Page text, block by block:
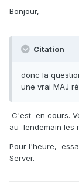
Bonjour,
Citation
donc la
une vrai MAJ
C'est en cours.
au lendemain les
Pour l'heure,
Server.